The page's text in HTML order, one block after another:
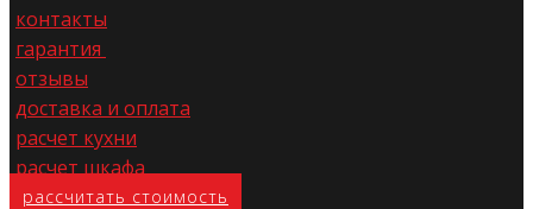
контакты
гарантия
отзывы
доставка и оплата
расчет кухни
расчет шкафа
расс​читать стоимость